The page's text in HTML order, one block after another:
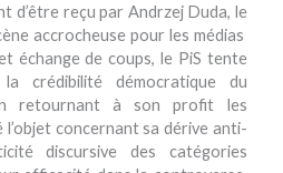
d’être reçu par Andrzej Duda, le
accrocheuse pour les médias
échange de coups, le PiS tente
crédibilité démocratique du
retournant à son profit les
concernant sa dérive anti-
discursive des catégories